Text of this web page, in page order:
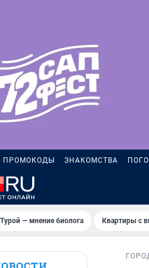
ПРОМОКОДЫ ЗНАКОМСТВА
— мнение биолога Квартиры с